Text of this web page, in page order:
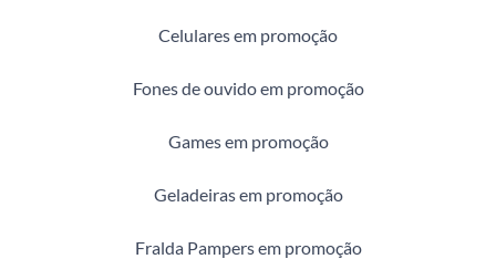
Celulares em promoção
Fones de ouvido em promoção
Games em promoção
Geladeiras em promoção
Fralda Pampers em promoção